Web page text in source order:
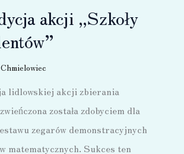
akcji „Szkoły
lidlowskiej akcji zbierania
została zdobyciem dla
zegarów demonstracyjnych
matematycznych. Sukces ten